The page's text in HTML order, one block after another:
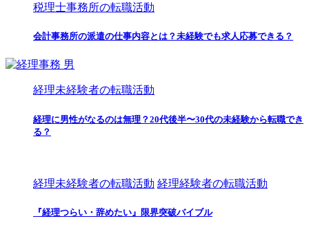
税理士事務所の転職活動
会計事務所の派遣の仕事内容とは？未経験でも求人応募できる？
経理未経験者の転職活動
経理に男性がなるのは無理？20代後半〜30代の未経験から転職でき
る？
経理未経験者の転職活動 経理経験者の転職活動
『経理つらい・辞めたい』限界突破バイブル